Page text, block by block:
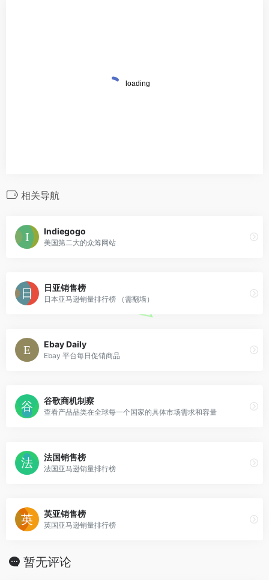
相关导航
Indiegogo
美国第二大的众筹网站
日亚销售榜
日本亚马逊销量排行榜 （需翻墙）
Ebay Daily
Ebay 平台每日促销商品
谷歌商机制察
查看产品品类在全球每一个国家的具体市场需求和容量
法国销售榜
法国亚马逊销量排行榜
英亚销售榜
英国亚马逊销量排行榜
暂无评论